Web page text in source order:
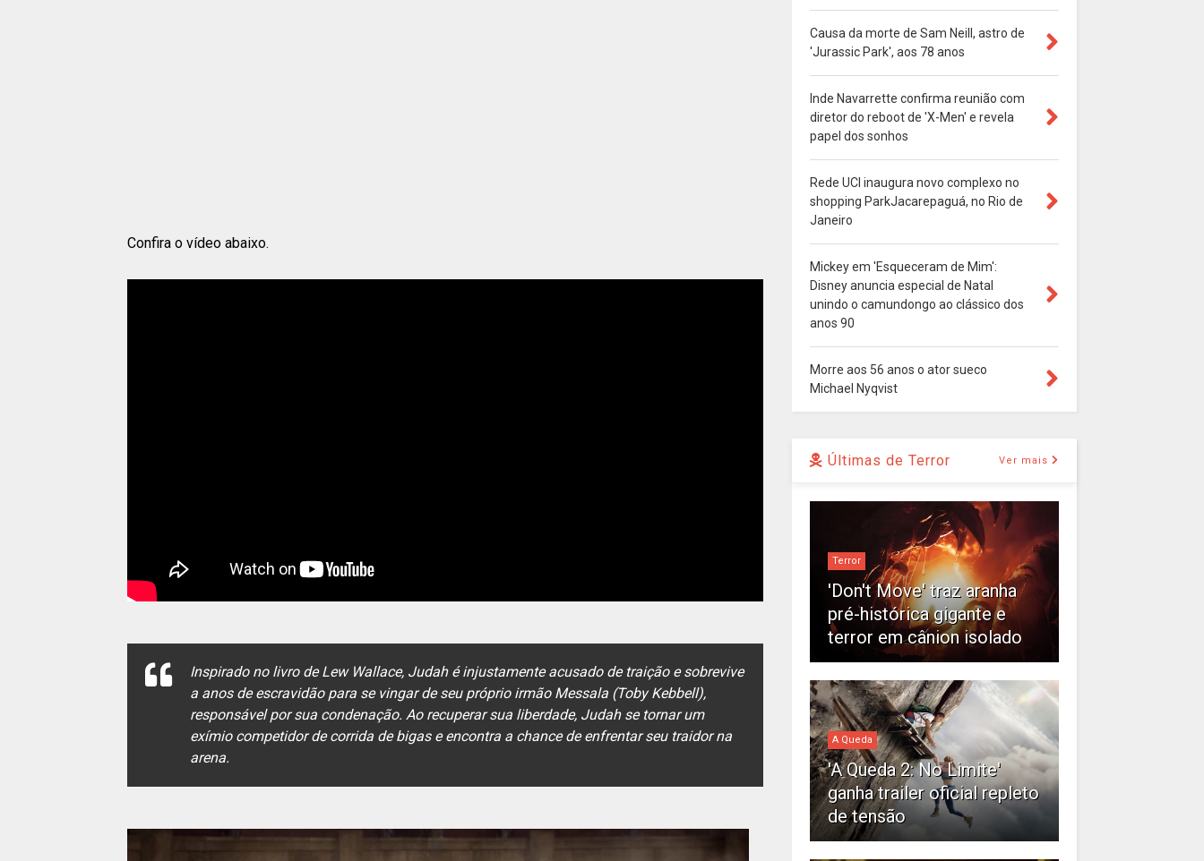
Confira o vídeo abaixo.
Inspirado no livro de Lew Wallace, Judah é injustamente acusado de traição e sobrevive
a anos de escravidão para se vingar de seu próprio irmão Messala (Toby Kebbell),
responsável por sua condenação. Ao recuperar sua liberdade, Judah se tornar um
exímio competidor de corrida de bigas e encontra a chance de enfrentar seu traidor na
arena.
Causa da morte de Sam Neill, astro de
'Jurassic Park', aos 78 anos
Inde Navarrette confirma reunião com
diretor do reboot de 'X-Men' e revela
papel dos sonhos
Rede UCI inaugura novo complexo no
shopping ParkJacarepaguá, no Rio de
Janeiro
Mickey em 'Esqueceram de Mim':
Disney anuncia especial de Natal
unindo o camundongo ao clássico dos
anos 90
Morre aos 56 anos o ator sueco
Michael Nyqvist
Últimas de Terror Ver mais
Terror
'Don't Move' traz aranha
pré-histórica gigante e
terror em cânion isolado
A Queda
'A Queda 2: No Limite'
ganha trailer oficial repleto
de tensão